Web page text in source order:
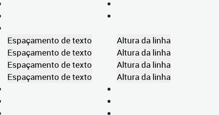
Espaçamento de texto
Espaçamento de texto
Espaçamento de texto
Espaçamento de texto
Altura da linha
Altura da linha
Altura da linha
Altura da linha